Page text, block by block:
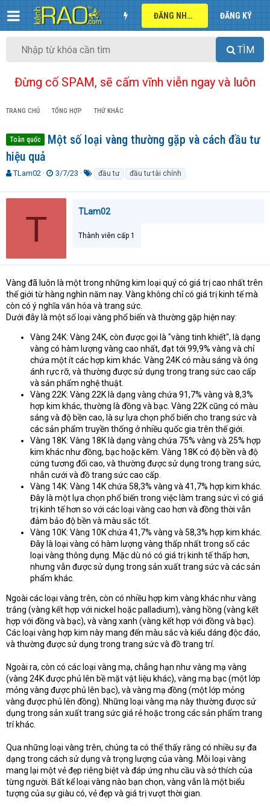
ĐĂNG NHẬP ĐĂNG KÝ
TÌM
Đừng cố SPAM, sẽ cấm vĩnh viễn ngay và luôn
TRANG CHỦ TỔNG HỢP THỨ KHÁC
Toàn quốc
Một số loại vàng thường gặp và cách đầu tư
hiệu quả
T
r
a
t
e
r
TLam02
N
à
3/7/23
k
ó
đầu tư đầu tư tài chính
T TLam02
Thành viên cấp 1
Vàng đã luôn là một trong những kim loại quý có giá trị cao nhất trên
thế giới từ hàng nghìn năm nay. Vàng không chỉ có giá trị kinh tế mà
còn có ý nghĩa văn hóa và trang sức.
Dưới đây là một số loại vàng phổ biến và thường gặp hiện nay:
Vàng 24K: Vàng 24K, còn được gọi là "vàng tinh khiết", là dạng
vàng có hàm lượng vàng cao nhất, đạt tới 99,9% vàng và chỉ
chứa một ít các hợp kim khác. Vàng 24K có màu sáng và óng
ánh rực rỡ, và thường được sử dụng trong trang sức cao cấp
và sản phẩm nghệ thuật.
Vàng 22K: Vàng 22K là dạng vàng chứa 91,7% vàng và 8,3%
hợp kim khác, thường là đồng và bạc. Vàng 22K cũng có màu
sáng và độ bền cao, là sự lựa chọn phổ biến cho trang sức và
các sản phẩm truyền thống ở nhiều quốc gia trên thế giới.
Vàng 18K: Vàng 18K là dạng vàng chứa 75% vàng và 25% hợp
kim khác như đồng, bạc hoặc kẽm. Vàng 18K có độ bền và độ
cứng tương đối cao, và thường được sử dụng trong trang sức,
nhẫn cưới và đồ trang sức cao cấp.
Vàng 14K: Vàng 14K chứa 58,3% vàng và 41,7% hợp kim khác.
Đây là một lựa chọn phổ biến trong việc làm trang sức vì có giá
trị kinh tế hơn so với các loại vàng cao hơn và đồng thời vẫn
đảm bảo độ bền và màu sắc tốt.
Vàng 10K: Vàng 10K chứa 41,7% vàng và 58,3% hợp kim khác.
Đây là loại vàng có hàm lượng vàng thấp nhất trong số các
loại vàng thông dụng. Mặc dù nó có giá trị kinh tế thấp hơn,
nhưng vẫn được sử dụng trong sản xuất trang sức và các sản
phẩm khác.
Ngoài các loại vàng trên, còn có nhiều hợp kim vàng khác như vàng
trắng (vàng kết hợp với nickel hoặc palladium), vàng hồng (vàng kết
hợp với đồng và bạc), và vàng xanh (vàng kết hợp với đồng và bạc).
Các loại vàng hợp kim này mang đến màu sắc và kiểu dáng độc đáo,
và thường được sử dụng trong trang sức và đồ trang trí.
Ngoài ra, còn có các loại vàng mạ, chẳng hạn như vàng mạ vàng
(vàng 24K được phủ lên bề mặt vật liệu khác), vàng mạ bạc (một lớp
mỏng vàng được phủ lên bạc), và vàng mạ đồng (một lớp mỏng
vàng được phủ lên đồng). Những loại vàng mạ này thường được sử
dụng trong sản xuất trang sức giá rẻ hoặc trong các sản phẩm trang
trí khác.
Qua những loại vàng trên, chúng ta có thể thấy rằng có nhiều sự đa
dạng trong cách sử dụng và trọng lượng của vàng. Mỗi loại vàng
mang lại một vẻ đẹp riêng biệt và đáp ứng nhu cầu và sở thích của
từng người. Bất kể loại vàng nào bạn chọn, vàng vẫn là một biểu
tượng của sự giàu có, vẻ đẹp và giá trị vượt thời gian.